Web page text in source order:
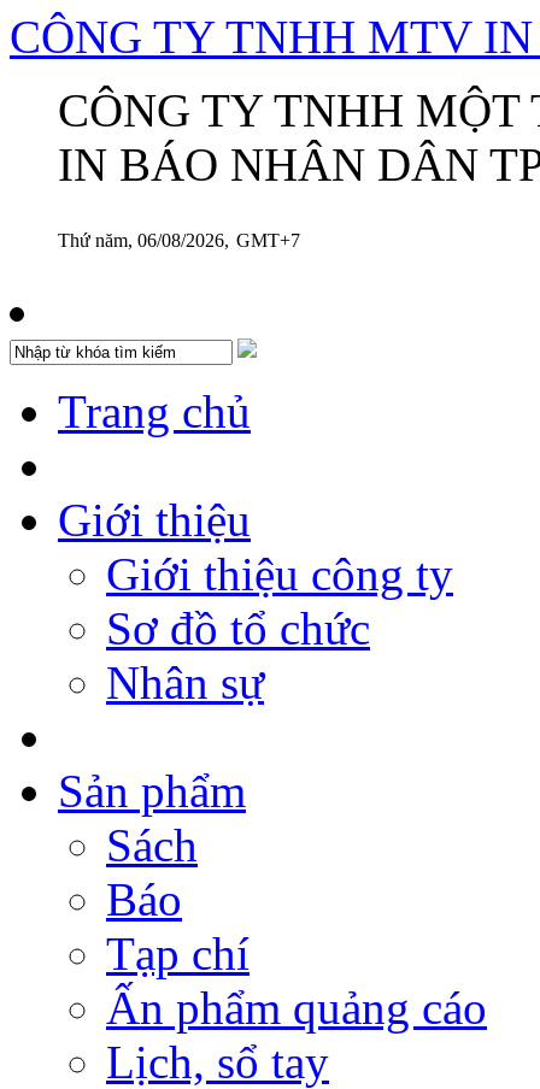
CÔNG TY TNHH MTV
CÔNG TY TNHH
IN BÁO NHÂN DÂN
Thứ năm, 06/08/2026, GMT+7
Trang chủ
Giới thiệu
Giới thiệu công ty
Sơ đồ tổ chức
Nhân sự
Sản phẩm
Sách
Báo
Tạp chí
Ấn phẩm quảng cáo
Lịch, sổ tay